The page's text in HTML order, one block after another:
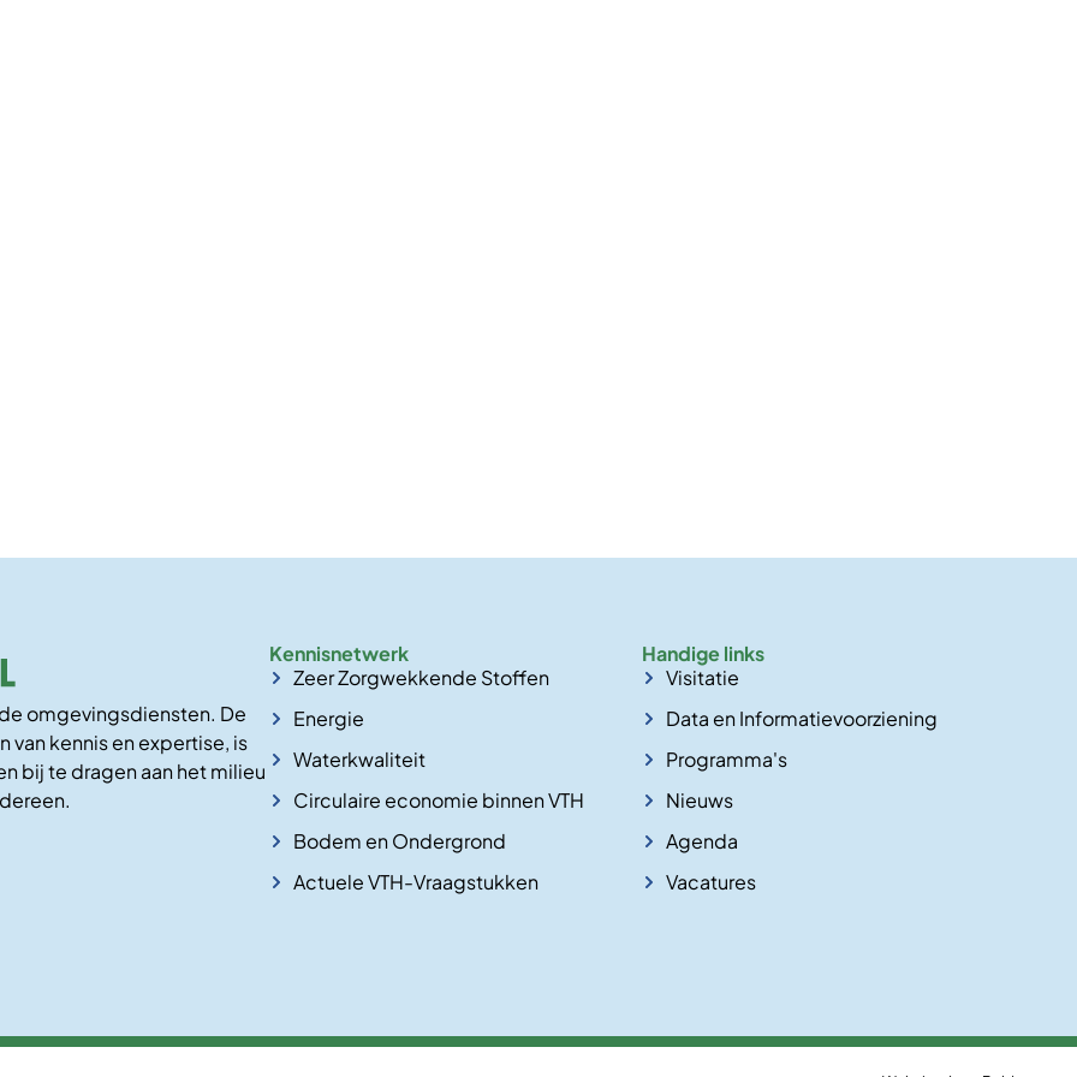
omgevingsdiensten. De
van kennis en expertise, is
bij te dragen aan het milieu
Kennisnetwerk
Zeer Zorgwekkende Stoffen
Energie
Waterkwaliteit
Circulaire economie binnen VTH
Bodem en Ondergrond
Actuele VTH-Vraagstukken
Handige links
Visitatie
Data en Informatievoorziening
Programma's
Nieuws
Agenda
Vacatures